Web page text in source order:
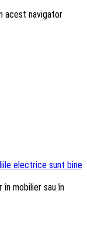
acest navigator
electrice sunt bine
în mobilier sau în